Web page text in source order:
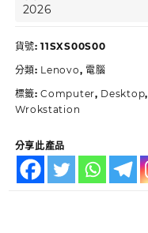
2026
貨號:11SXS00S00
分類: Lenovo, 電腦
標籤:Computer, Desktop,
Wrokstation
分享此產品